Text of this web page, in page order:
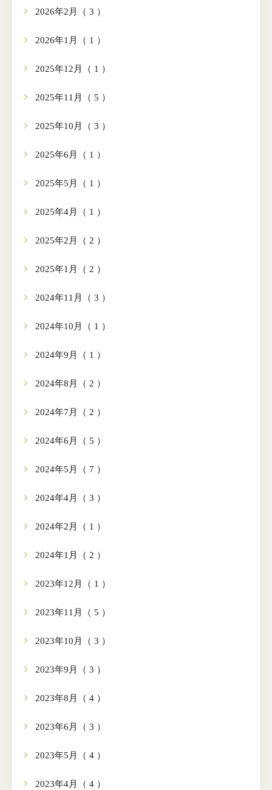
2026年2月（ 3 ）
2026年1月（ 1 ）
2025年12月（ 1 ）
2025年11月（ 5 ）
2025年10月（ 3 ）
2025年6月（ 1 ）
2025年5月（ 1 ）
2025年4月（ 1 ）
2025年2月（ 2 ）
2025年1月（ 2 ）
2024年11月（ 3 ）
2024年10月（ 1 ）
2024年9月（ 1 ）
2024年8月（ 2 ）
2024年7月（ 2 ）
2024年6月（ 5 ）
2024年5月（ 7 ）
2024年4月（ 3 ）
2024年2月（ 1 ）
2024年1月（ 2 ）
2023年12月（ 1 ）
2023年11月（ 5 ）
2023年10月（ 3 ）
2023年9月（ 3 ）
2023年8月（ 4 ）
2023年6月（ 3 ）
2023年5月（ 4 ）
2023年4月（ 4 ）